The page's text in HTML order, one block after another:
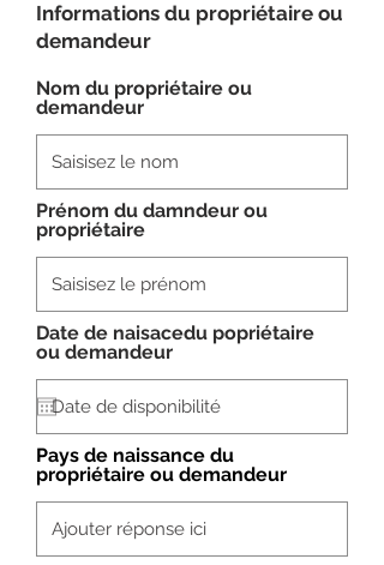
Informations du propriétaire ou
demandeur
Nom du propriétaire ou
demandeur
Prénom du damndeur ou
propriétaire
Date de naisacedu popriétaire
ou demandeur
u
i
r
e
d
Pays de naissance du
propriétaire ou demandeur